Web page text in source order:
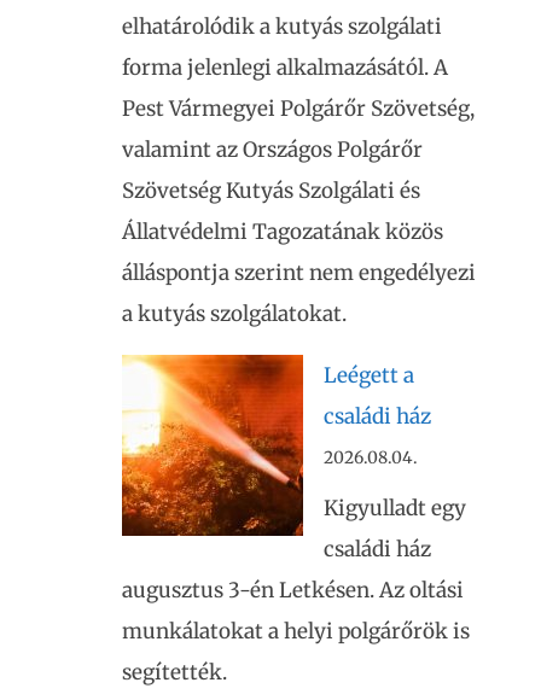
elhatárolódik a kutyás szolgálati
forma jelenlegi alkalmazásától. A
Pest Vármegyei Polgárőr Szövetség,
valamint az Országos Polgárőr
Szövetség Kutyás Szolgálati és
Állatvédelmi Tagozatának közös
álláspontja szerint nem engedélyezi
a kutyás szolgálatokat.
Leégett a
családi ház
2026.08.04.
Kigyulladt egy
családi ház
augusztus 3-én Letkésen. Az oltási
munkálatokat a helyi polgárőrök is
segítették.